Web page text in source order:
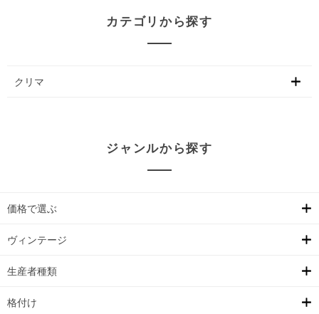
カテゴリから探す
クリマ
ジャンルから探す
価格で選ぶ
ヴィンテージ
生産者種類
格付け